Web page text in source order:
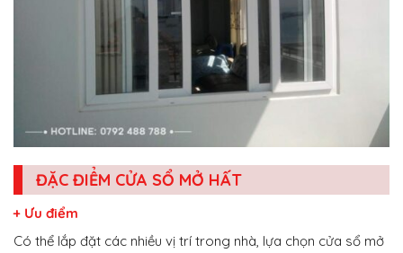
ĐẶC ĐIỂM CỬA SỔ MỞ HẤT
+ Ưu điểm
Có thể lắp đặt các nhiều vị trí trong nhà, lựa chọn cửa sổ mở